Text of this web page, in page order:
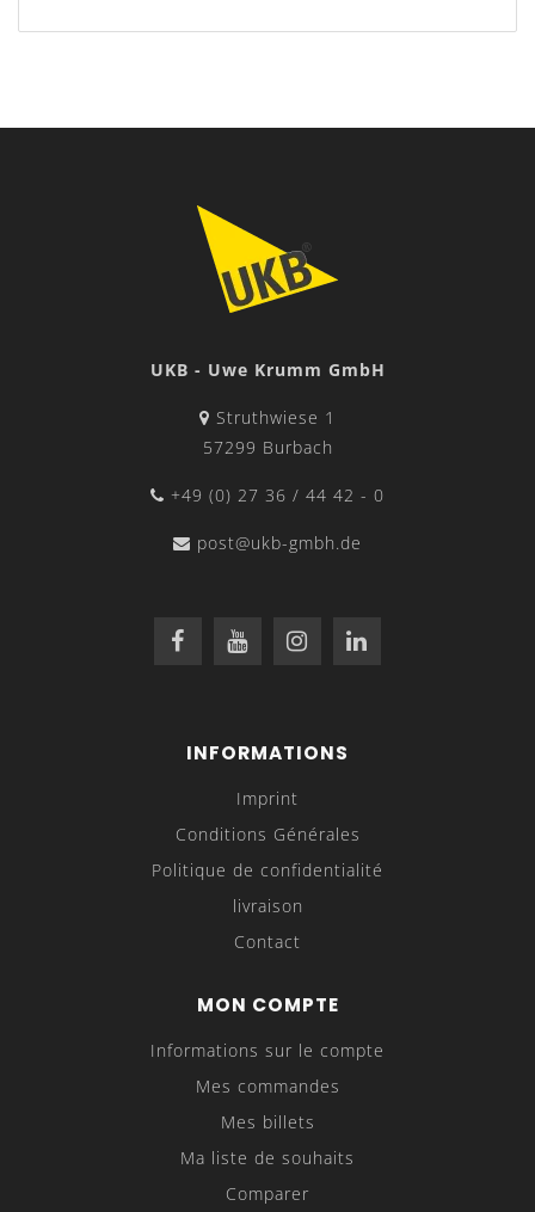
UKB - Uwe Krumm GmbH
Struthwiese 1
57299 Burbach
+49 (0) 27 36 / 44 42 - 0
post@ukb-gmbh.de
INFORMATIONS
Imprint
Conditions Générales
Politique de confidentialité
livraison
Contact
MON COMPTE
Informations sur le compte
Mes commandes
Mes billets
Ma liste de souhaits
Comparer